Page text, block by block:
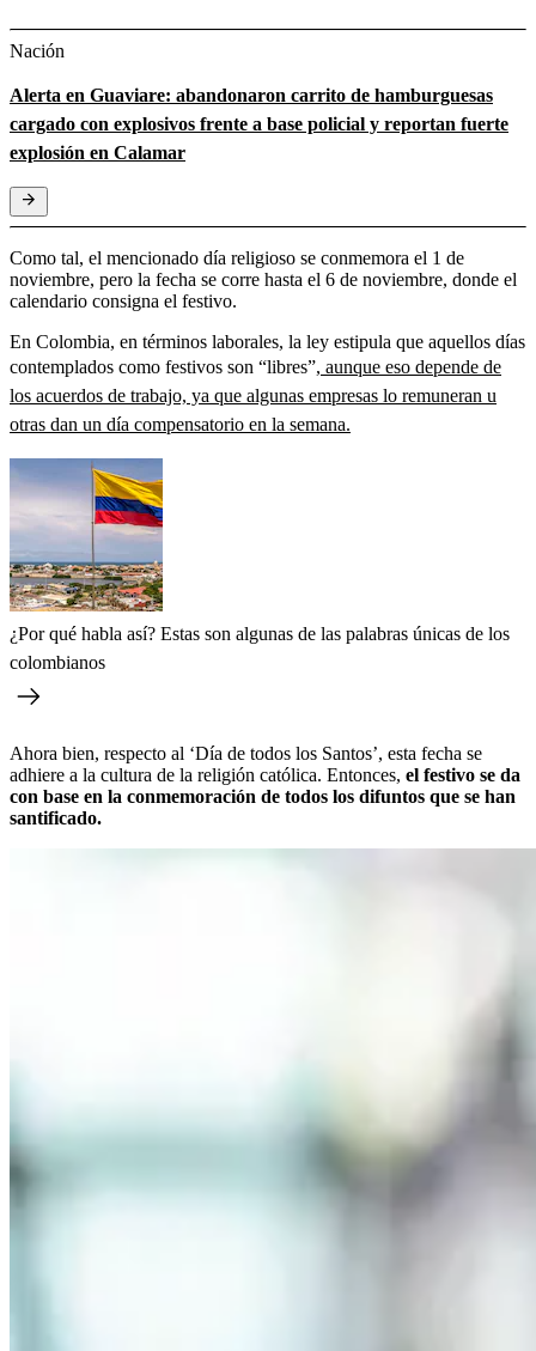
Nación
Alerta en Guaviare: abandonaron carrito de hamburguesas
cargado con explosivos frente a base policial y reportan fuerte
explosión en Calamar
Como tal, el mencionado día religioso se conmemora el 1 de
noviembre, pero la fecha se corre hasta el 6 de noviembre, donde el
calendario consigna el festivo.
En Colombia, en términos laborales, la ley estipula que aquellos días
contemplados como festivos son “libres”, aunque eso depende de
los acuerdos de trabajo, ya que algunas empresas lo remuneran u
otras dan un día compensatorio en la semana.
¿Por qué habla así? Estas son algunas de las palabras únicas de los
colombianos
Ahora bien, respecto al ‘Día de todos los Santos’, esta fecha se
adhiere a la cultura de la religión católica. Entonces, el festivo se da
con base en la conmemoración de todos los difuntos que se han
santificado.